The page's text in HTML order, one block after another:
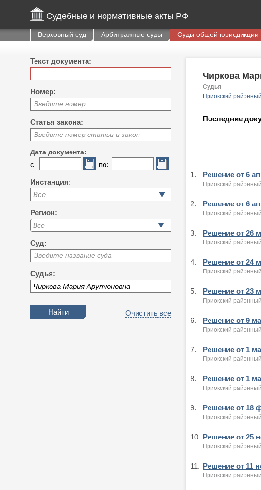
Судебные и нормативные акты РФ
Верховный суд Арбитражные суды Суды общей юрисдикции
Текст документа:
Номер:
Введите номер
Статья закона:
Введите номер статьи и закон
Дата документа:
с: по:
Инстанция:
Все
Регион:
Суд:
Введите название суда
Судья:
Очистить все
Чиркова
Судья
Приокский
Последние
1. Решение от 6
Приокский
2. Решение от 6
Приокский
3. Решение от 26
Приокский
4. Решение от 24
Приокский
5. Решение от 23
Приокский
6. Решение от 9
Приокский
7. Решение от 1
Приокский
8. Решение от 1
Приокский
9. Решение от 18
Приокский
10. Решение от 25
Приокский
11. Решение от 11
Приокский